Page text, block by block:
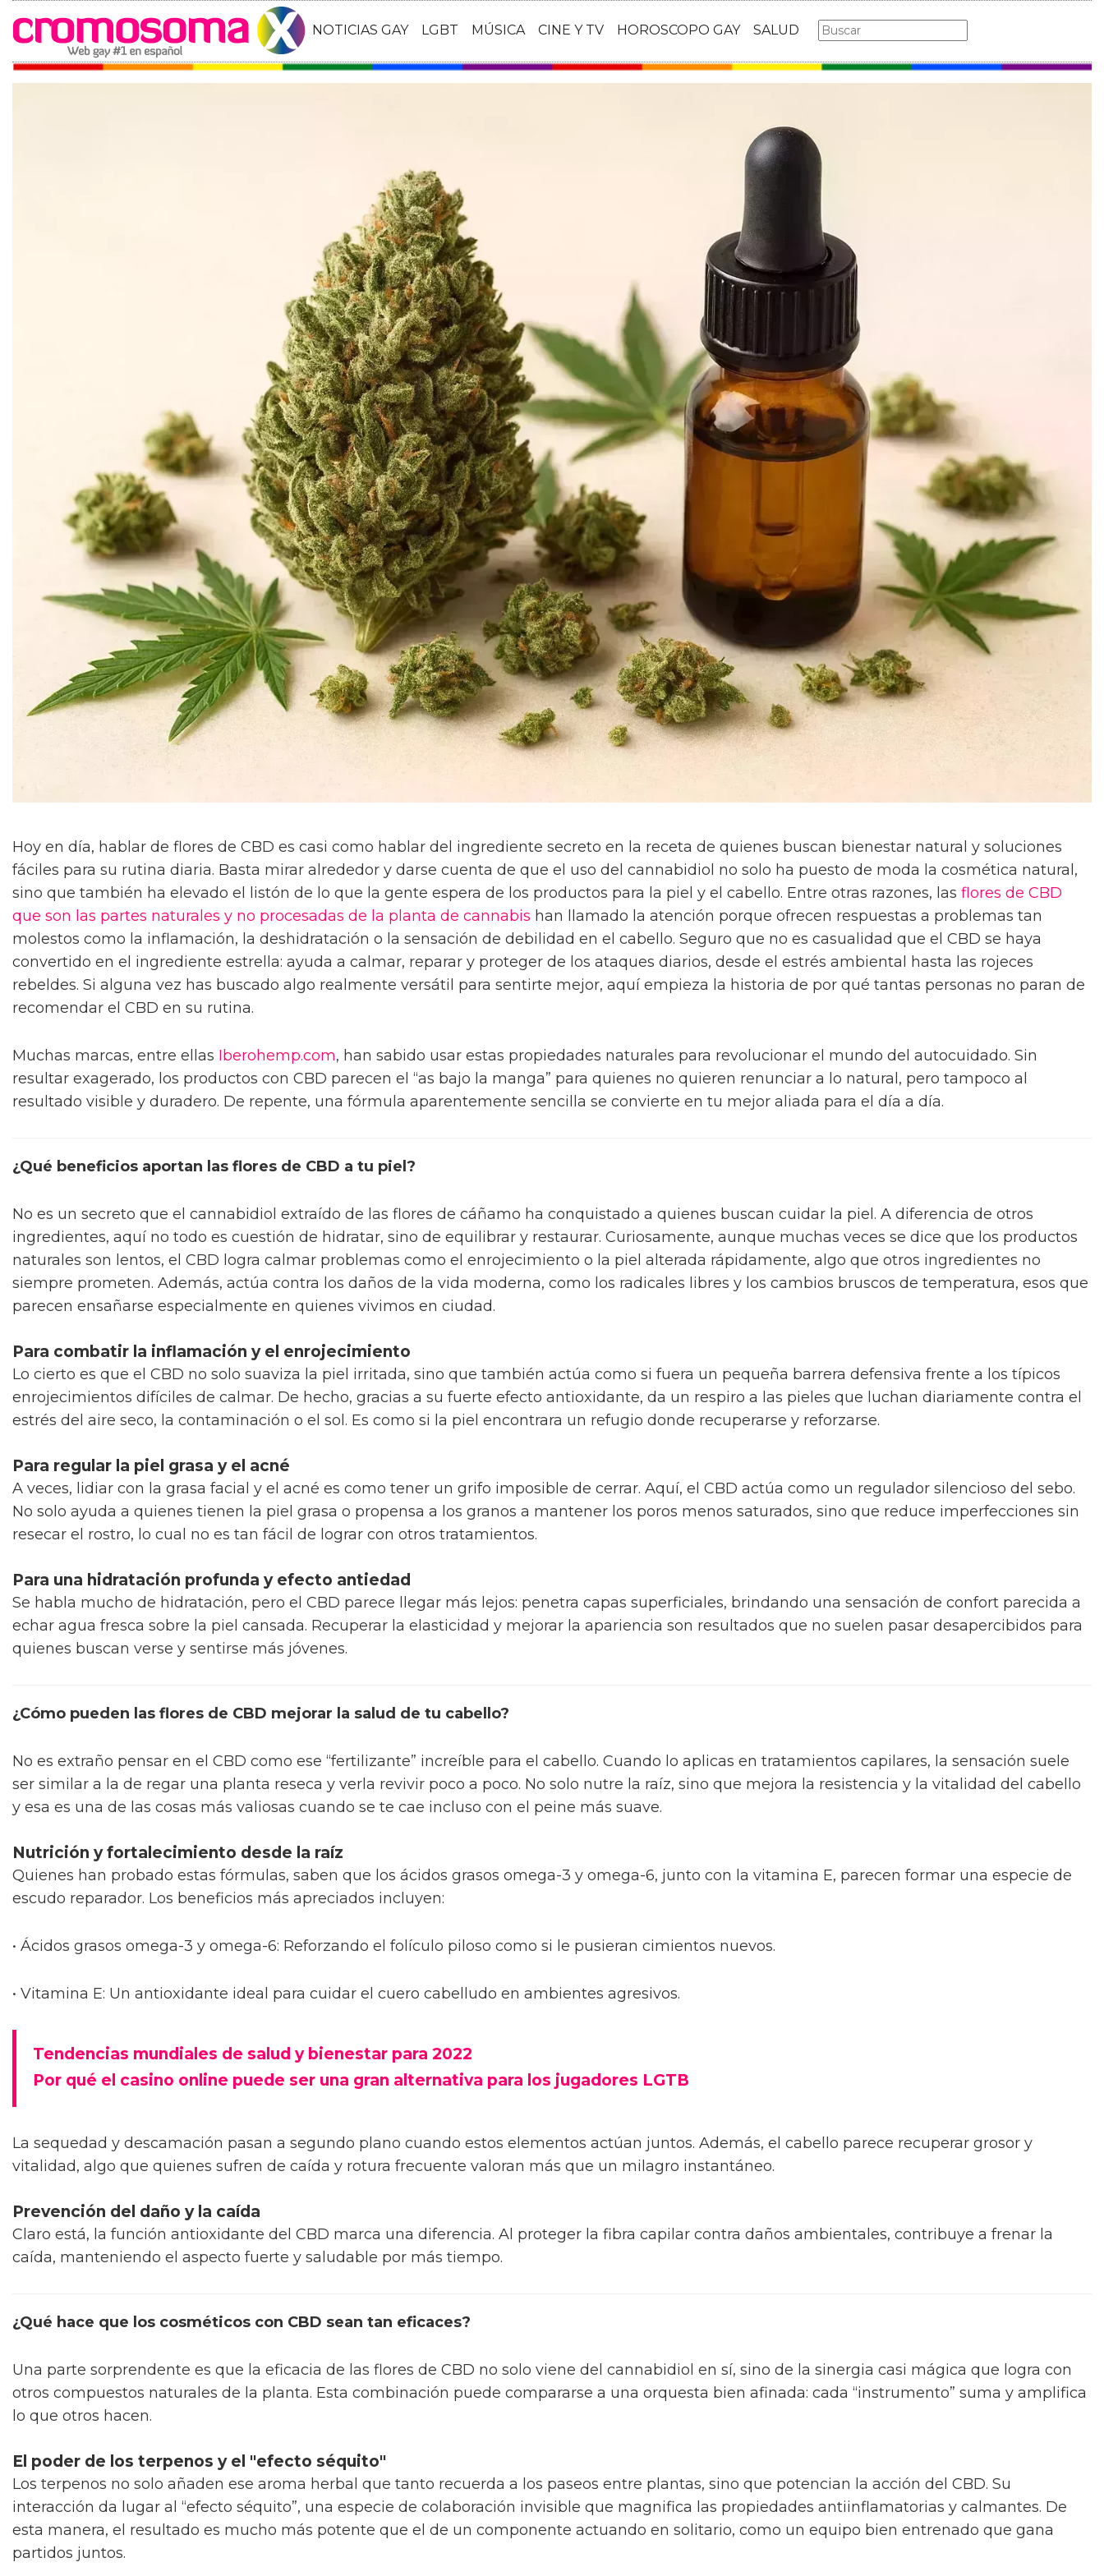
NOTICIAS GAY LGBT MÚSICA CINE Y TV HOROSCOPO GAY SALUD
Hoy en día, hablar de flores de CBD es casi como hablar del ingrediente secreto en la receta de quienes buscan bienestar natural y soluciones
fáciles para su rutina diaria. Basta mirar alrededor y darse cuenta de que el uso del cannabidiol no solo ha puesto de moda la cosmética natural,
sino que también ha elevado el listón de lo que la gente espera de los productos para la piel y el cabello. Entre otras razones, las flores de CBD
que son las partes naturales y no procesadas de la planta de cannabis han llamado la atención porque ofrecen respuestas a problemas tan
molestos como la inflamación, la deshidratación o la sensación de debilidad en el cabello. Seguro que no es casualidad que el CBD se haya
convertido en el ingrediente estrella: ayuda a calmar, reparar y proteger de los ataques diarios, desde el estrés ambiental hasta las rojeces
rebeldes. Si alguna vez has buscado algo realmente versátil para sentirte mejor, aquí empieza la historia de por qué tantas personas no paran de
recomendar el CBD en su rutina.
Muchas marcas, entre ellas Iberohemp.com, han sabido usar estas propiedades naturales para revolucionar el mundo del autocuidado. Sin
resultar exagerado, los productos con CBD parecen el “as bajo la manga” para quienes no quieren renunciar a lo natural, pero tampoco al
resultado visible y duradero. De repente, una fórmula aparentemente sencilla se convierte en tu mejor aliada para el día a día.
¿Qué beneficios aportan las flores de CBD a tu piel?
No es un secreto que el cannabidiol extraído de las flores de cáñamo ha conquistado a quienes buscan cuidar la piel. A diferencia de otros
ingredientes, aquí no todo es cuestión de hidratar, sino de equilibrar y restaurar. Curiosamente, aunque muchas veces se dice que los productos
naturales son lentos, el CBD logra calmar problemas como el enrojecimiento o la piel alterada rápidamente, algo que otros ingredientes no
siempre prometen. Además, actúa contra los daños de la vida moderna, como los radicales libres y los cambios bruscos de temperatura, esos que
parecen ensañarse especialmente en quienes vivimos en ciudad.
Para combatir la inflamación y el enrojecimiento
Lo cierto es que el CBD no solo suaviza la piel irritada, sino que también actúa como si fuera un pequeña barrera defensiva frente a los típicos
enrojecimientos difíciles de calmar. De hecho, gracias a su fuerte efecto antioxidante, da un respiro a las pieles que luchan diariamente contra el
estrés del aire seco, la contaminación o el sol. Es como si la piel encontrara un refugio donde recuperarse y reforzarse.
Para regular la piel grasa y el acné
A veces, lidiar con la grasa facial y el acné es como tener un grifo imposible de cerrar. Aquí, el CBD actúa como un regulador silencioso del sebo.
No solo ayuda a quienes tienen la piel grasa o propensa a los granos a mantener los poros menos saturados, sino que reduce imperfecciones sin
resecar el rostro, lo cual no es tan fácil de lograr con otros tratamientos.
Para una hidratación profunda y efecto antiedad
Se habla mucho de hidratación, pero el CBD parece llegar más lejos: penetra capas superficiales, brindando una sensación de confort parecida a
echar agua fresca sobre la piel cansada. Recuperar la elasticidad y mejorar la apariencia son resultados que no suelen pasar desapercibidos para
quienes buscan verse y sentirse más jóvenes.
¿Cómo pueden las flores de CBD mejorar la salud de tu cabello?
No es extraño pensar en el CBD como ese “fertilizante” increíble para el cabello. Cuando lo aplicas en tratamientos capilares, la sensación suele
ser similar a la de regar una planta reseca y verla revivir poco a poco. No solo nutre la raíz, sino que mejora la resistencia y la vitalidad del cabello
y esa es una de las cosas más valiosas cuando se te cae incluso con el peine más suave.
Nutrición y fortalecimiento desde la raíz
Quienes han probado estas fórmulas, saben que los ácidos grasos omega-3 y omega-6, junto con la vitamina E, parecen formar una especie de
escudo reparador. Los beneficios más apreciados incluyen:
• Ácidos grasos omega-3 y omega-6: Reforzando el folículo piloso como si le pusieran cimientos nuevos.
• Vitamina E: Un antioxidante ideal para cuidar el cuero cabelludo en ambientes agresivos.
Tendencias mundiales de salud y bienestar para 2022
Por qué el casino online puede ser una gran alternativa para los jugadores LGTB
La sequedad y descamación pasan a segundo plano cuando estos elementos actúan juntos. Además, el cabello parece recuperar grosor y
vitalidad, algo que quienes sufren de caída y rotura frecuente valoran más que un milagro instantáneo.
Prevención del daño y la caída
Claro está, la función antioxidante del CBD marca una diferencia. Al proteger la fibra capilar contra daños ambientales, contribuye a frenar la
caída, manteniendo el aspecto fuerte y saludable por más tiempo.
¿Qué hace que los cosméticos con CBD sean tan eficaces?
Una parte sorprendente es que la eficacia de las flores de CBD no solo viene del cannabidiol en sí, sino de la sinergia casi mágica que logra con
otros compuestos naturales de la planta. Esta combinación puede compararse a una orquesta bien afinada: cada “instrumento” suma y amplifica
lo que otros hacen.
El poder de los terpenos y el "efecto séquito"
Los terpenos no solo añaden ese aroma herbal que tanto recuerda a los paseos entre plantas, sino que potencian la acción del CBD. Su
interacción da lugar al “efecto séquito”, una especie de colaboración invisible que magnifica las propiedades antiinflamatorias y calmantes. De
esta manera, el resultado es mucho más potente que el de un componente actuando en solitario, como un equipo bien entrenado que gana
partidos juntos.